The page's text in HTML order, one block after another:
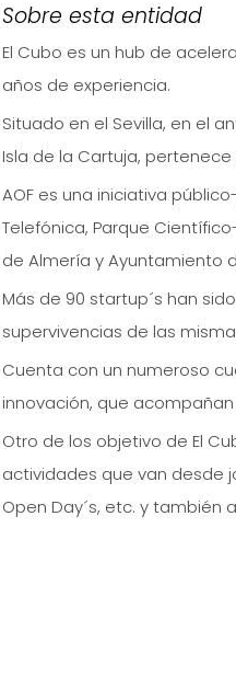
Sobre esta entidad
El Cubo es un hub de
años de experiencia.
Situado en el Sevilla, en el
Isla de la Cartuja, pertenece
AOF es una iniciativa
Telefónica, Parque
de Almería y Ayuntamiento
Más de 90 startup´s han
supervivencias de las
Cuenta con un numeroso
innovación, que
Otro de los objetivo de El
actividades que van desde
Open Day´s, etc. y